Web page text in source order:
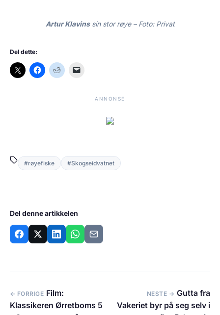
Artur Klavinssin stor røye – Foto: Privat
Del dette:
ANNONSE
#røyefiske #Skogseidvatnet
Del denne artikkelen
← FORRIGE Film:
Klassikeren Ørretboms 5
NESTE → Gutta fra
Vakeriet byr på seg selv i